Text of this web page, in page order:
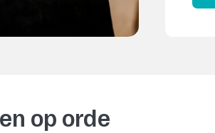
op orde